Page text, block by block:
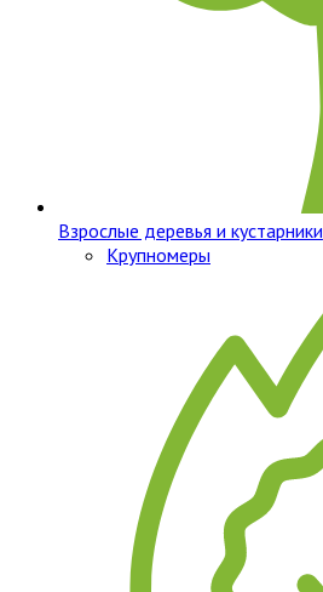
Взрослые деревья и кустарники
Крупномеры